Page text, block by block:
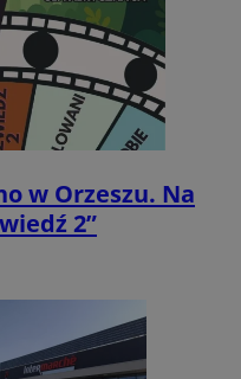
w Orzeszu. Na
2”